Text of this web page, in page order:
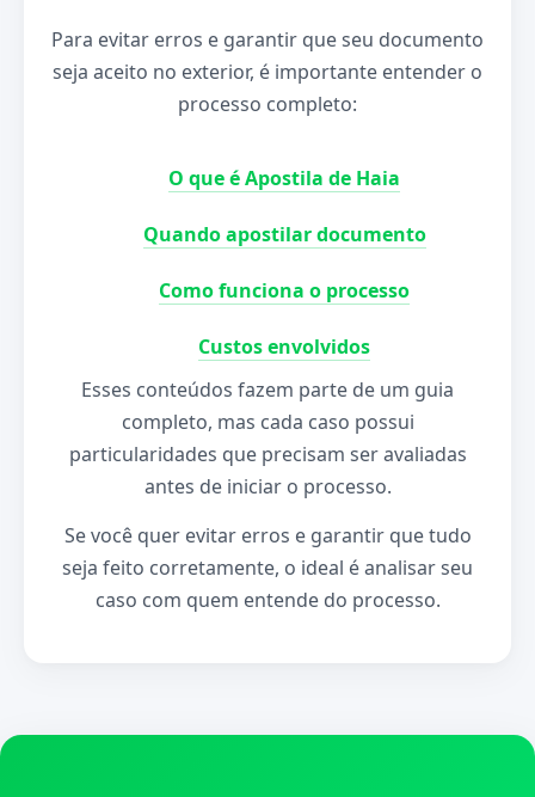
Para evitar erros e garantir que seu documento
seja aceito no exterior, é importante entender o
processo completo:
O que é Apostila de Haia
Quando apostilar documento
Como funciona o processo
Custos envolvidos
Esses conteúdos fazem parte de um guia
completo, mas cada caso possui
particularidades que precisam ser avaliadas
antes de iniciar o processo.
Se você quer evitar erros e garantir que tudo
seja feito corretamente, o ideal é analisar seu
caso com quem entende do processo.